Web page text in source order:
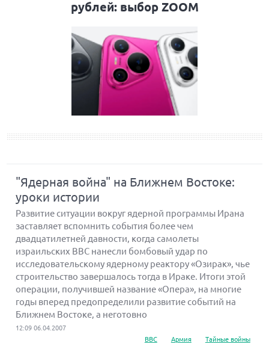
рублей: выбор ZOOM
"Ядерная война" на Ближнем Востоке:
уроки истории
Развитие ситуации вокруг ядерной программы Ирана
заставляет вспомнить события более чем
двадцатилетней давности, когда самолеты
израильских ВВС нанесли бомбовый удар по
исследовательскому ядерному реактору «Озирак», чье
строительство завершалось тогда в Ираке. Итоги этой
операции, получившей название «Опера», на многие
годы вперед предопределили развитие событий на
Ближнем Востоке, а неготовно
12:09 06.04.2007
ВВС
Армия Тайные войны